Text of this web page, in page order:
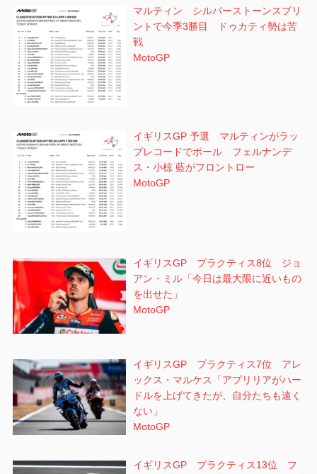
マルティン シルバーストーンスプリ
ントで今季3勝目 ドゥカティ勢は苦
戦
MotoGP
イギリスGP 予選 マルティンがラッ
プレコードでポール フェルナンデ
ス・小椋 藍がフロントロー
MotoGP
イギリスGP プラクティス8位 ジョ
アン・ミル「今日は最大限に近いもの
を出せた」
MotoGP
イギリスGP プラクティス7位 アレ
ックス・マルケス「アプリリアがハー
ドルを上げてきたが、自分たちも遠く
ない」
MotoGP
イギリスGP プラクティス13位 フ